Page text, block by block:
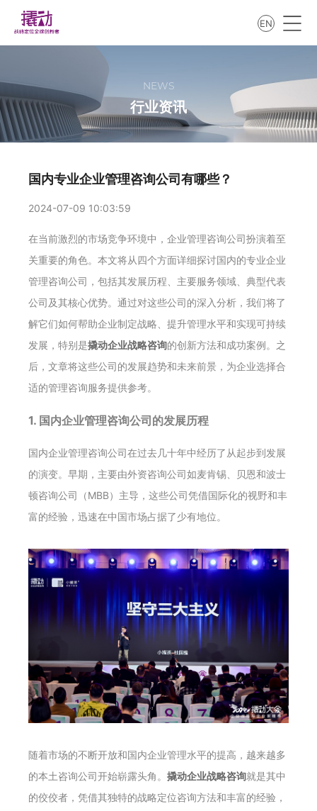
EN
NEWS
行业资讯
国内专业企业管理咨询公司有哪些？
2024-07-09 10:03:59
在当前激烈的市场竞争环境中，企业管理咨询公司扮演着至
关重要的角色。本文将从四个方面详细探讨国内的专业企业
管理咨询公司，包括其发展历程、主要服务领域、典型代表
公司及其核心优势。通过对这些公司的深入分析，我们将了
解它们如何帮助企业制定战略、提升管理水平和实现可持续
发展，特别是撬动企业战略咨询的创新方法和成功案例。之
后，文章将这些公司的发展趋势和未来前景，为企业选择合
适的管理咨询服务提供参考。
1. 国内企业管理咨询公司的发展历程
国内企业管理咨询公司在过去几十年中经历了从起步到发展
的演变。早期，主要由外资咨询公司如麦肯锡、贝恩和波士
顿咨询公司（MBB）主导，这些公司凭借国际化的视野和丰
富的经验，迅速在中国市场占据了少有地位。
随着市场的不断开放和国内企业管理水平的提高，越来越多
的本土咨询公司开始崭露头角。 撬动企业战略咨询就是其中
的佼佼者，凭借其独特的战略定位咨询方法和丰富的经验，